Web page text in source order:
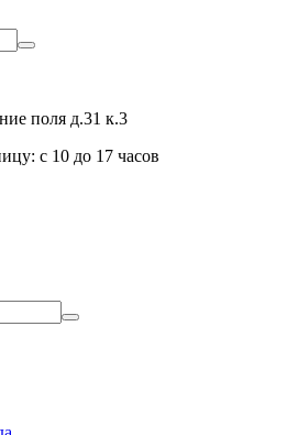
поля д.31 к.3
с 10 до 17 часов